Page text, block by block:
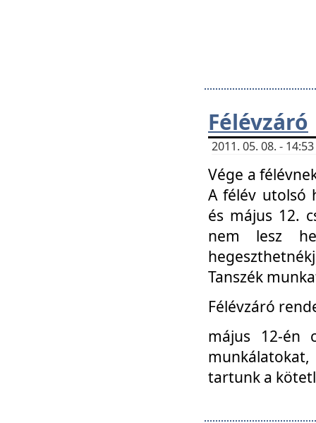
Félévzáró
2011. 05. 08. -
Vége a
A félév utolsó
és május 12.
nem lesz
Tanszék
Félévzáró
május 12-én
tartunk a